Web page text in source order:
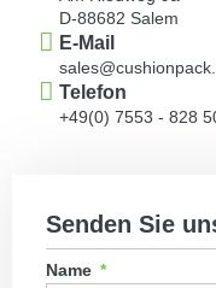
D-88682 Salem
E-Mail
Telefon
+49(0) 7553 - 828
Senden Sie
Name